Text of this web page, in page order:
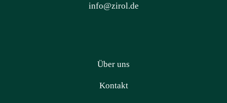
info@zirol.de
Über uns
Kontakt